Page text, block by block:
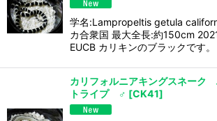
学名:Lampropeltis getula
カ合衆国 最大全長:約150cm
EUCB カリキンのブラックです
カリフォルニアキングスネーク
トライプ ♂ [CK41]